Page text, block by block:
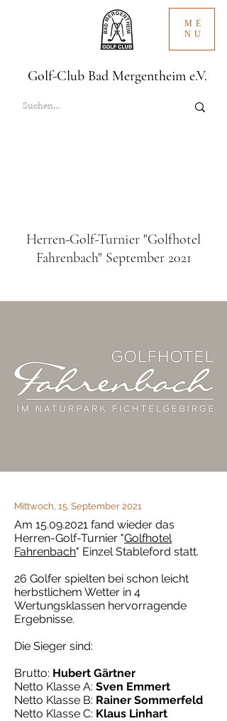
ME
NU
Golf-Club Bad Mergentheim e.V.
Herren-Golf-Turnier "Golfhotel
Fahrenbach" September 2021
Mittwoch, 15. September 2021
Am 15.09.2021 fand wieder das
Herren-Golf-Turnier "Golfhotel
Fahrenbach" Einzel Stableford statt.
26 Golfer spielten bei schon leicht
herbstlichem Wetter in 4
Wertungsklassen hervorragende
Ergebnisse.
Die Sieger sind:
Brutto: Hubert Gärtner
Netto Klasse A: Sven Emmert
Netto Klasse B: Rainer Sommerfeld
Netto Klasse C: Klaus Linhart